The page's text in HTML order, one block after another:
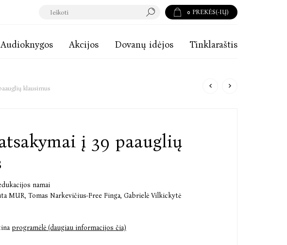
0 PREKĖS(-IŲ)
Audioknygos Akcijos Dovanų idėjos Tinklaraštis
klausimus
į 39 paauglių
namai
MUR, Tomas Narkevičius-Free Finga, Gabrielė Vilkickytė
programėlė (daugiau informacijos čia)